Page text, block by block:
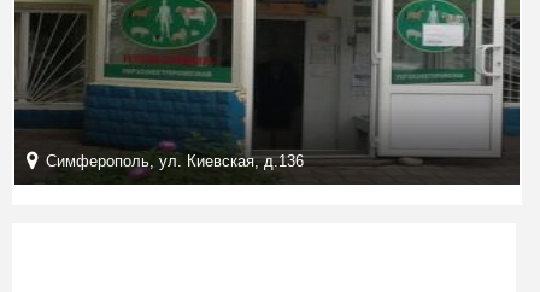
Симферополь, ул. Киевская, д.136